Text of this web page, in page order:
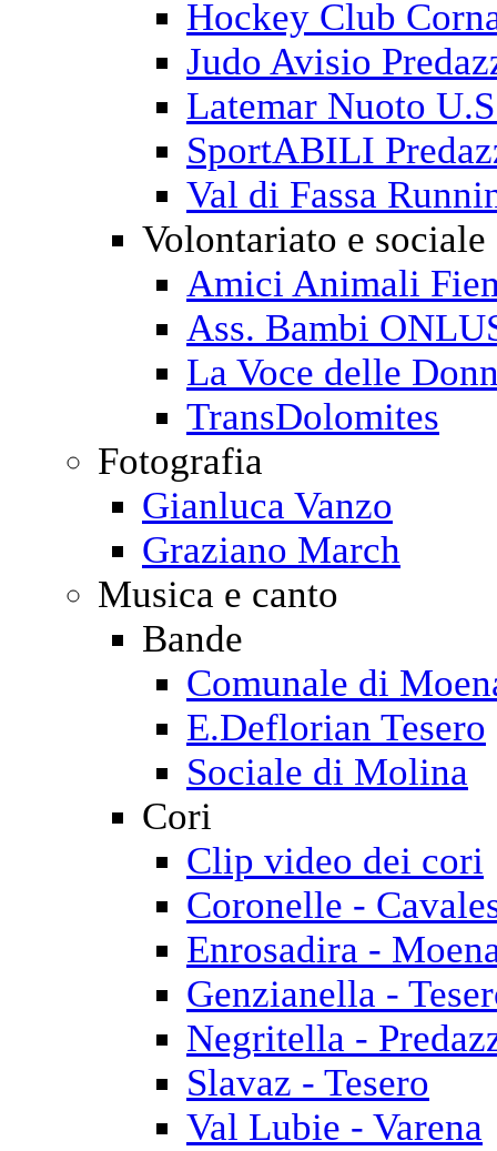
Hockey Club
Judo Avisio
Latemar Nuoto
SportABILI
Val di Fassa
Volontariato e sociale
Amici Animali
Ass. Bambi
La Voce delle
TransDolomites
Fotografia
Gianluca Vanzo
Graziano March
Musica e canto
Bande
Comunale di
E.Deflorian Tesero
Sociale di Molina
Cori
Clip video dei cori
Coronelle -
Enrosadira -
Genzianella -
Negritella -
Slavaz - Tesero
Val Lubie - Varena